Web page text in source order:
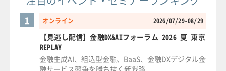
オンライン 2026/07/29-08/29
1
【見逃し配信】金融DX&AIフォーラム 2026 夏 東京
REPLAY
金融生成AI、組込型金融、BaaS、金融DXデジタル金